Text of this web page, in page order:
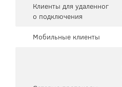
Клиенты для удаленног
о подключения
Мобильные клиенты